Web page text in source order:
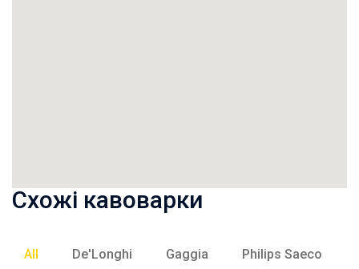
Схожі кавоварки
All De'Longhi Gaggia Philips Saeco